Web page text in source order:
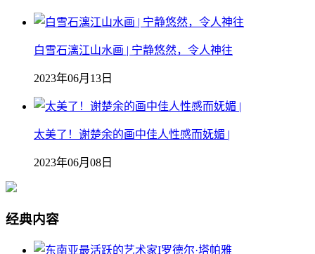
白雪石漓江山水画 | 宁静悠然，令人神往
2023年06月13日
太美了！谢楚余的画中佳人性感而妩媚 |
2023年06月08日
经典内容